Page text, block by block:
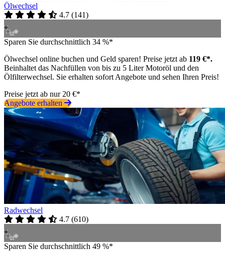
Ölwechsel
4.7 (141)
Sparen Sie durchschnittlich 34 %*
Ölwechsel online buchen und Geld sparen! Preise jetzt ab 119 €*.
Beinhaltet das Nachfüllen von bis zu 5 Liter Motoröl und den
Ölfilterwechsel. Sie erhalten sofort Angebote und sehen Ihren Preis!
Preise jetzt ab nur 20 €*
Angebote erhalten
Radwechsel
4.7 (610)
Sparen Sie durchschnittlich 49 %*